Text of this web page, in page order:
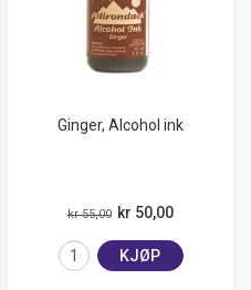
Ginger, Alcohol ink
kr 55,00 kr 50,00
KJØP